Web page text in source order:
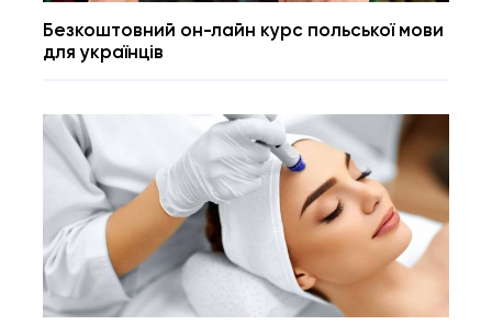
Безкоштовний он-лайн курс польської мови
для українців